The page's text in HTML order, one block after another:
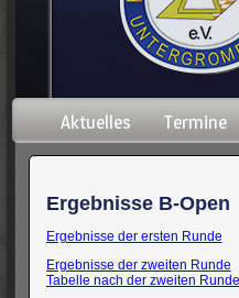
Navigation
überspringen
Aktuelles Termine
Ergebnisse B-Open
Ergebnisse der ersten Runde
Ergebnisse der zweiten Runde
Tabelle nach der zweiten Runde